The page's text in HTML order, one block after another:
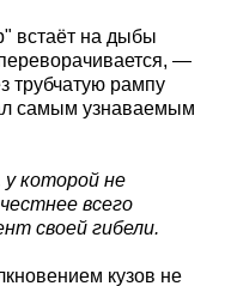
встаёт на дыбы
—
трубчатую рампу
самым узнаваемым
которой не
всего
своей гибели.
кузов не